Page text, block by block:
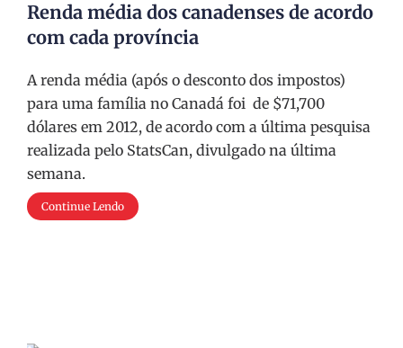
Renda média dos canadenses de acordo
com cada província
A renda média (após o desconto dos impostos)
para uma família no Canadá foi de $71,700
dólares em 2012, de acordo com a última pesquisa
realizada pelo StatsCan, divulgado na última
semana.
Continue Lendo